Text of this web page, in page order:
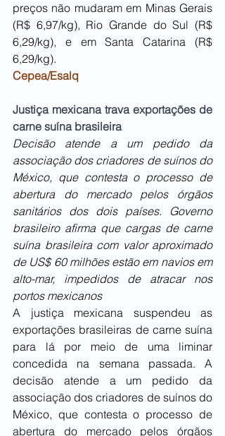
preços não mudaram em Minas Gerais
(R$ 6,97/kg), Rio Grande do Sul (R$
6,29/kg), e em Santa Catarina (R$
6,29/kg).
Cepea/Esalq
Justiça mexicana trava exportações de
carne suína brasileira
Decisão atende a um pedido da
associação dos criadores de suínos do
México, que contesta o processo de
abertura do mercado pelos órgãos
sanitários dos dois países. Governo
brasileiro afirma que cargas de carne
suína brasileira com valor aproximado
de US$ 60 milhões estão em navios em
alto-mar, impedidos de atracar nos
portos mexicanos
A justiça mexicana suspendeu as
exportações brasileiras de carne suína
para lá por meio de uma liminar
concedida na semana passada. A
decisão atende a um pedido da
associação dos criadores de suínos do
México, que contesta o processo de
abertura do mercado pelos órgãos